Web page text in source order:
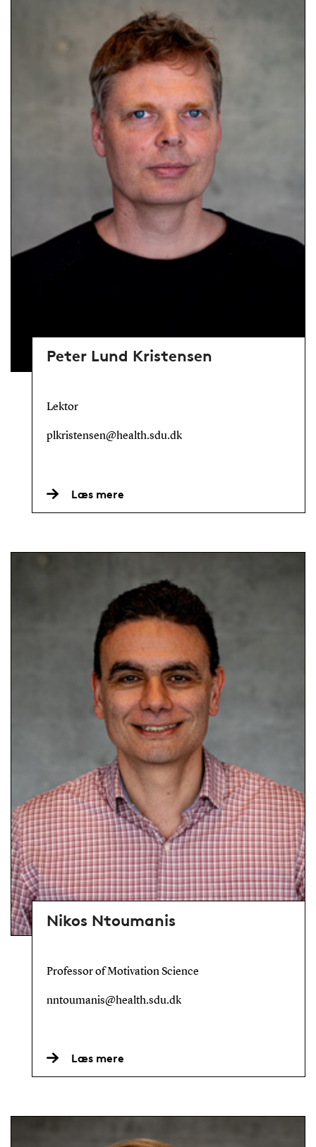
Peter Lund Kristensen
Lektor
plkristensen@health.sdu.dk
Læs mere
Nikos Ntoumanis
Professor of Motivation Science
nntoumanis@health.sdu.dk
Læs mere